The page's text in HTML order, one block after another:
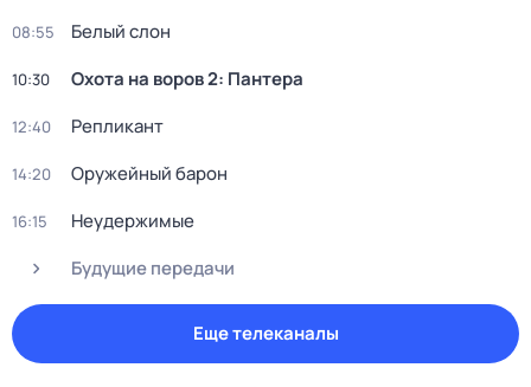
08:55 Белый слон
10:30 Охота на воров 2: Пантера
12:40 Репликант
14:20 Оружейный барон
16:15
Неудержимые
Будущие передачи
Еще телеканалы